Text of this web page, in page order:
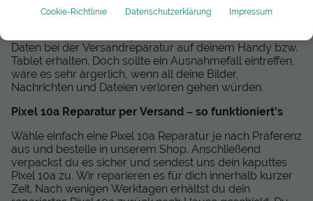
Cookie-Richtlinie Datenschutzerklärung Impressum
Daten bei der Versandreparatur auf deinem Handy bzw.
Tablet erhalten. Doch sollte ein Ausnahmefall eintreffen,
wäre es sehr ärgerlich, wenn all deine Bilder,
Nachrichten und Dateien verloren gehen würden.
Pixel 10a Reparatur per Versand – so funktioniert's
Wähle einfach eine Pixel 10a Reparatur je nach Präferenz
aus und bestelle in unserem Shop. Anschließend
verpackst du es sicher und sendest uns dein kaputtes
Pixel 10a zu. Wir reparieren es für dich innerhalb kurzer
Zeit. Nach wenigen Werktagen erhältst du dein